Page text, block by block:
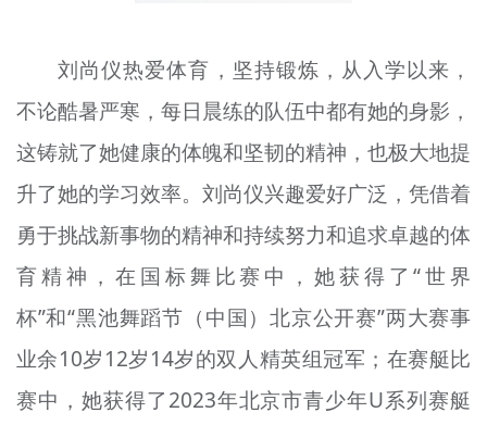
刘尚仪热爱体育，坚持锻炼，从入学以来，
不论酷暑严寒，每日晨练的队伍中都有她的身影，
这铸就了她健康的体魄和坚韧的精神，也极大地提
升了她的学习效率。刘尚仪兴趣爱好广泛，凭借着
勇于挑战新事物的精神和持续努力和追求卓越的体
育精神，在国标舞比赛中，她获得了“世界
杯”和“黑池舞蹈节（中国）北京公开赛”两大赛事
业余10岁12岁14岁的双人精英组冠军；在赛艇比
赛中，她获得了2023年北京市青少年U系列赛艇